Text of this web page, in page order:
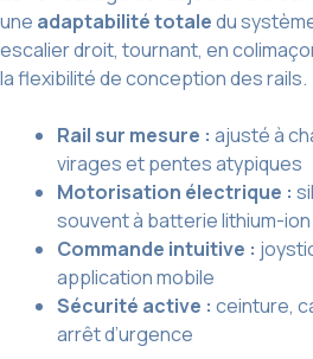
une adaptabilité totaledu
escalier droit, tournant, en
la flexibilité de conception des rails.
Rail sur mesure : ajusté à
virages et pentes atypiques
Motorisation électrique :
souvent à batterie lithium-ion
Commande intuitive :
application mobile
Sécurité active : ceinture,
arrêt d’urgence